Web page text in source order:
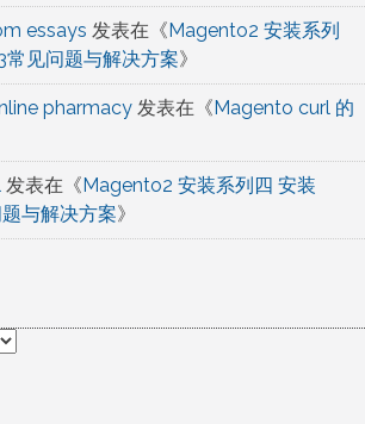
essays 发表在《Magento2 安装系列
见问题与解决方案》
pharmacy 发表在《Magento curl 的
发表在《Magento2 安装系列四 安装
与解决方案》